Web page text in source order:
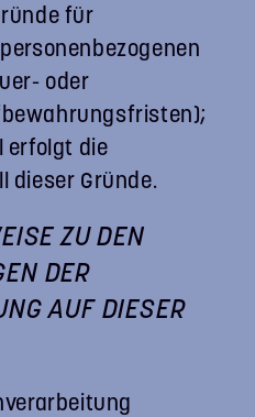
für
oder
erfolgt die
dieser Gründe.
ZU DEN
DER
AUF DIESER